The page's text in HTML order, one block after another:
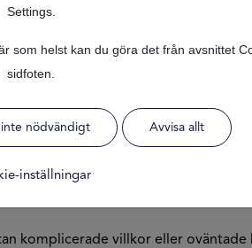
Settings.
som helst kan du göra det från avsnittet
sidfoten.
inte nödvändigt Avvisa allt
inställningar
behöver snabb tillgång till extra
som kan användas för andra
ekonomiska situation, vilket gör
extra kapital som
komplicerade villkor eller oväntade